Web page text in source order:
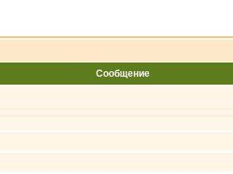
Сообщение